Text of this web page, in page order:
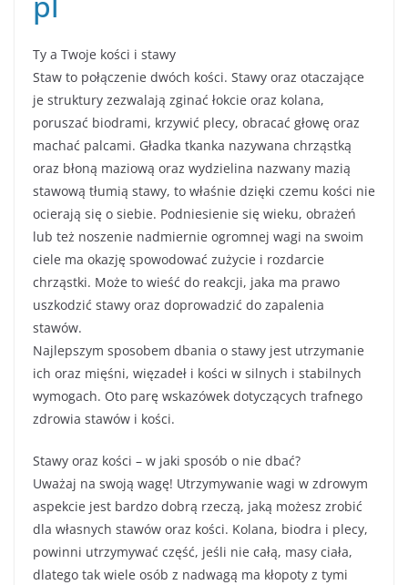
Ty a Twoje kości i stawy
Staw to połączenie dwóch kości. Stawy oraz otaczające
je struktury zezwalają zginać łokcie oraz kolana,
poruszać biodrami, krzywić plecy, obracać głowę oraz
machać palcami. Gładka tkanka nazywana chrząstką
oraz błoną maziową oraz wydzielina nazwany mazią
stawową tłumią stawy, to właśnie dzięki czemu kości nie
ocierają się o siebie. Podniesienie się wieku, obrażeń
lub też noszenie nadmiernie ogromnej wagi na swoim
ciele ma okazję spowodować zużycie i rozdarcie
chrząstki. Może to wieść do reakcji, jaka ma prawo
uszkodzić stawy oraz doprowadzić do zapalenia
stawów.
Najlepszym sposobem dbania o stawy jest utrzymanie
ich oraz mięśni, więzadeł i kości w silnych i stabilnych
wymogach. Oto parę wskazówek dotyczących trafnego
zdrowia stawów i kości.
Stawy oraz kości – w jaki sposób o nie dbać?
Uważaj na swoją wagę! Utrzymywanie wagi w zdrowym
aspekcie jest bardzo dobrą rzeczą, jaką możesz zrobić
dla własnych stawów oraz kości. Kolana, biodra i plecy,
powinni utrzymywać część, jeśli nie całą, masy ciała,
dlatego tak wiele osób z nadwagą ma kłopoty z tymi